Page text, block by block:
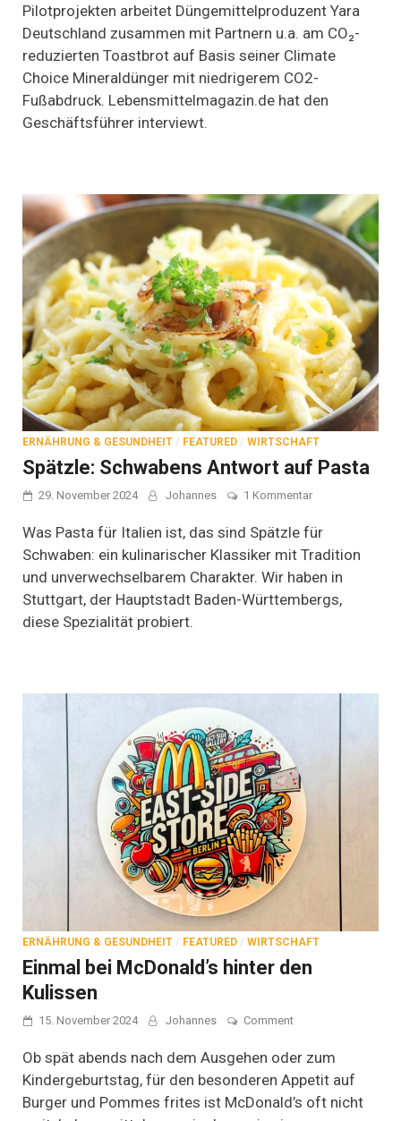
CO₂-
reduzierte
Düngemittel
grünem
Ammoniak
Pilotprojekten arbeitet Düngemittelproduzent Yara
Deutschland zusammen mit Partnern u.a. am CO₂-
reduzierten Toastbrot auf Basis seiner Climate
Choice Mineraldünger mit niedrigerem CO2-
Fußabdruck. Lebensmittelmagazin.de hat den
Geschäftsführer interviewt.
ERNÄHRUNG & GESUNDHEIT / FEATURED / WIRTSCHAFT
Spätzle: Schwabens Antwort auf Pasta
29. November 2024 Johannes 1 Kommentarzu
Schwabens
auf
Pasta
Was Pasta für Italien ist, das sind Spätzle für
Schwaben: ein kulinarischer Klassiker mit Tradition
und unverwechselbarem Charakter. Wir haben in
Stuttgart, der Hauptstadt Baden-Württembergs,
diese Spezialität probiert.
ERNÄHRUNG & GESUNDHEIT / FEATURED / WIRTSCHAFT
Einmal bei McDonald’s hinter den
Kulissen
15. November 2024 Johannes Commenton
McDonald’s
hinter
den
Ob spät abends nach dem Ausgehen oder zum
Kindergeburtstag, für den besonderen Appetit auf
Burger und Pommes frites ist McDonald’s oft nicht